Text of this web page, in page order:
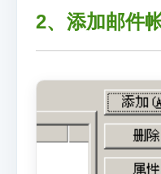
2、添加邮件